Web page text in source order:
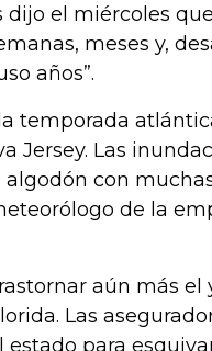
dijo el miércoles
meses y,
años”.
temporada
Jersey. Las
con
de la
aún más el
Las
para